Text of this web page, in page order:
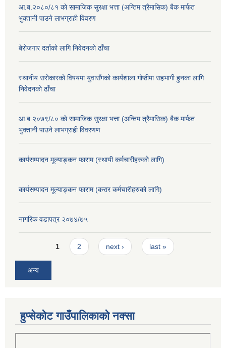
आ.ब.२०८०/८१ काे सामाजिक सुरक्षा भत्ता (अन्तिम त्रैमासिक) बैक मार्फत
भुक्तानी पाउने लाभग्राही विवरण
बेरोजगार दर्ताको लागि निवेदनको ढाँचा
स्थानीय सरोकारको विषयमा युवासँगको कार्यशाला गोष्ठीमा सहभागी हुनका लागि
निवेदनको ढाँचा
आ.ब.२०७९/८० काे सामाजिक सुरक्षा भत्ता (अन्तिम त्रैमासिक) बैक मार्फत
भुक्तानी पाउने लाभग्राही विवरणण
कार्यसम्पादन मूल्याङ्कन फाराम (स्थायी कर्मचारीहरुको लागि)
कार्यसम्पादन मूल्याङ्कन फाराम (करार कर्मचारीहरुको लागि)
नागरिक वडापत्र २०७४/७५
Pages1 2 next › last »
अन्य
हुप्सेकोट गाउँपालिकाको नक्सा